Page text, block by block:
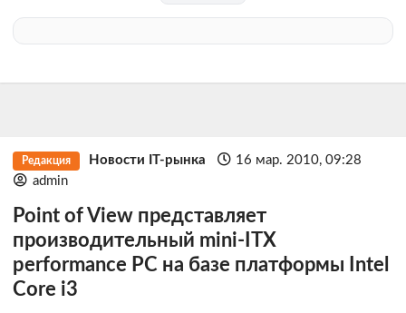
Редакция Новости IT-рынка
16 мар. 2010, 09:28
admin
Point of View представляет
производительный mini-ITX
performance PC на базе платформы Intel
Core i3